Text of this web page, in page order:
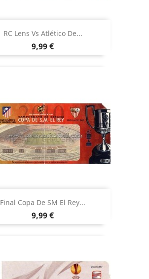
RC Lens Vs Atlético De...
Precio
9,99 €
Final Copa De SM El Rey...
Precio
9,99 €